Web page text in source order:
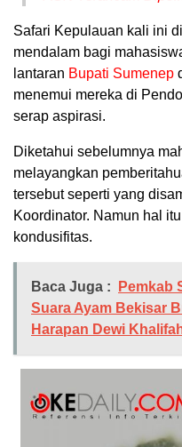
Safari Kepulauan kali ini
mendalam bagi
lantaran Bupati Sumenep
menemui mereka di
serap aspirasi.
Diketahui sebelumnya
melayangkan
tersebut seperti yang
Koordinator. Namun hal
kondusifitas.
Baca Juga :
Pemkab
Suara Ayam Bekisar
Harapan Dewi